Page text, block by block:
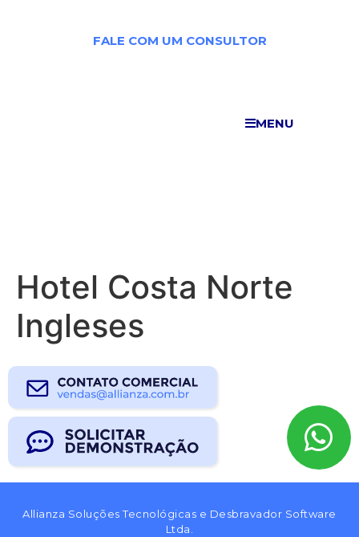
FALE COM UM CONSULTOR
MENU
FALE COM UM CONSULTOR
MENU
Hotel Costa Norte
Ingleses
Allianza Soluções Tecnológicas e Desbravador Software
Ltda.